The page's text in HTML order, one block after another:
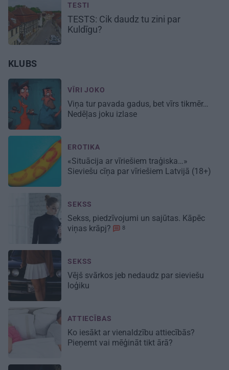
TESTI
TESTS: Cik daudz tu zini par
Kuldīgu?
KLUBS
VĪRI JOKO
Viņa tur pavada gadus, bet vīrs tikmēr…
Nedēļas joku izlase
EROTIKA
«Situācija ar vīriešiem traģiska…»
Sieviešu cīņa par vīriešiem Latvijā (18+)
SEKSS
Sekss, piedzīvojumi un sajūtas. Kāpēc
viņas krāpj?
8
SEKSS
Vējš svārkos jeb nedaudz par sieviešu
loģiku
ATTIECĪBAS
Ko iesākt ar vienaldzību attiecībās?
Pieņemt vai mēģināt tikt ārā?